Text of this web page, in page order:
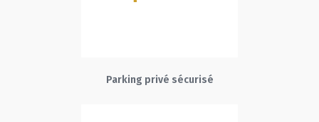
Parking privé sécurisé